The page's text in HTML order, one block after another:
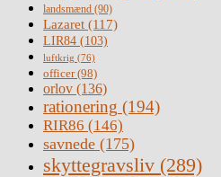
landsmænd (90)
Lazaret (117)
LIR84 (103)
luftkrig (76)
officer(98)
orlov (136)
rationering (194)
RIR86 (146)
savnede (175)
skyttegravsliv (289)